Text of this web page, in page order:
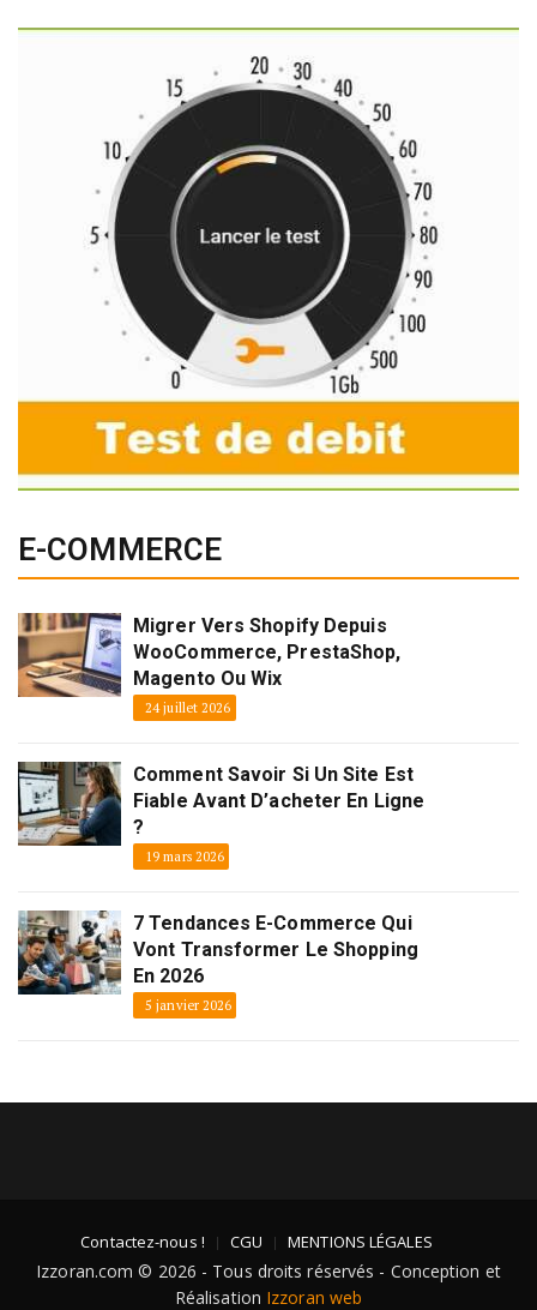
E-COMMERCE
Migrer Vers Shopify Depuis
WooCommerce, PrestaShop,
Magento Ou Wix
24 juillet 2026
Comment Savoir Si Un Site Est
Fiable Avant D’acheter En Ligne
?
19 mars 2026
7 Tendances E-Commerce Qui
Vont Transformer Le Shopping
En 2026
5 janvier 2026
Contactez-nous ! CGU MENTIONS LÉGALES
Izzoran.com © 2026 - Tous droits réservés - Conception et
Réalisation Izzoran web